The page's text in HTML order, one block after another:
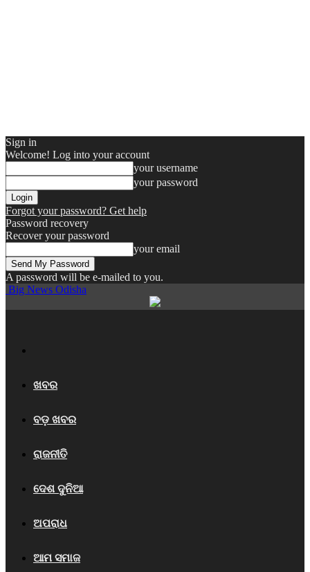
Sign in
Welcome! Log into your account
your username
your password
Forgot your password? Get help
Password recovery
Recover your password
your email
A password will be e-mailed to you.
Big News Odisha
ଖବର
ବଡ଼ ଖବର
ରାଜନୀତି
ଦେଶ ଦୁନିଆ
ଅପରାଧ
ଆମ ସମାଜ